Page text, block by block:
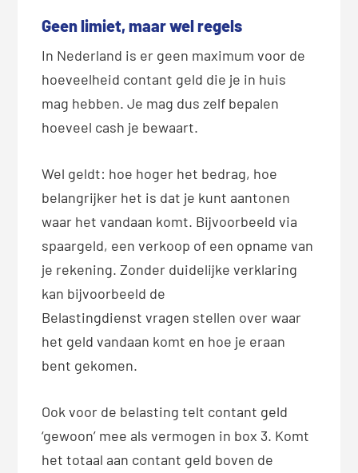
Geen limiet, maar wel regels
In Nederland is er geen maximum voor de
hoeveelheid contant geld die je in huis
mag hebben. Je mag dus zelf bepalen
hoeveel cash je bewaart.
Wel geldt: hoe hoger het bedrag, hoe
belangrijker het is dat je kunt aantonen
waar het vandaan komt. Bijvoorbeeld via
spaargeld, een verkoop of een opname van
je rekening. Zonder duidelijke verklaring
kan bijvoorbeeld de
Belastingdienst vragen stellen over waar
het geld vandaan komt en hoe je eraan
bent gekomen.
Ook voor de belasting telt contant geld
‘gewoon’ mee als vermogen in box 3. Komt
het totaal aan contant geld boven de